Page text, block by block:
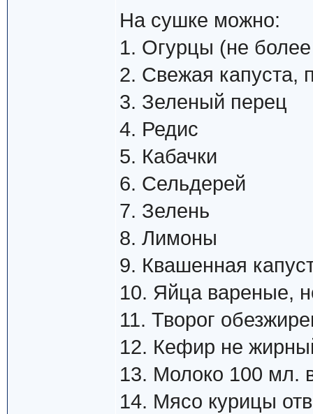
На сушке можно:
1. Огурцы (не
2. Свежая капуста,
3. Зеленый перец
4. Редис
5. Кабачки
6. Сельдерей
7. Зелень
8. Лимоны
9. Квашенная
10. Яйца вареные,
11. Творог
12. Кефир не
13. Молоко 100 мл.
14. Мясо курицы